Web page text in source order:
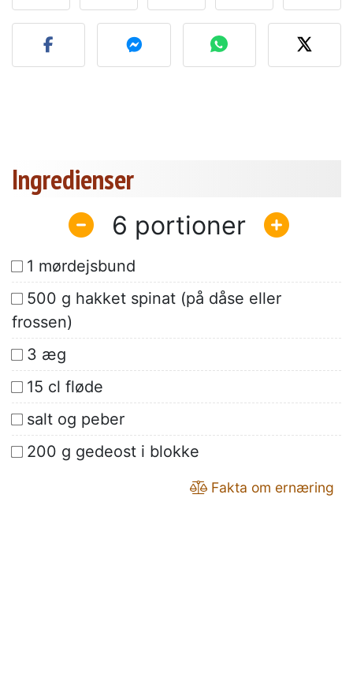
Send dit billede af denne
Ingredienser
6
1 mørdejsbund
500 g hakket spinat (på dåse eller
frossen)
3 æg
15 cl fløde
salt og peber
200 g gedeost i blokke
Fakta om ernæring